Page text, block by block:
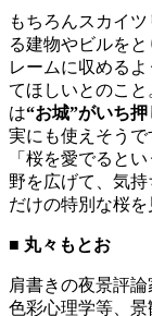
もちろんスカイ
る建物やビルを
レームに収める
てほしいとのこ
は“お城”がいち押
実にも使えそうで
「桜を愛でると
野を広げて、気
だけの特別な桜を
■ 丸々もとお
肩書きの夜景評
色彩心理学等、